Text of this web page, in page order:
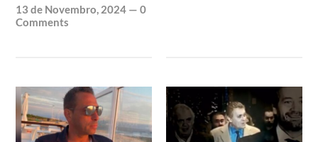
13 de Novembro, 2024 —0
Comments